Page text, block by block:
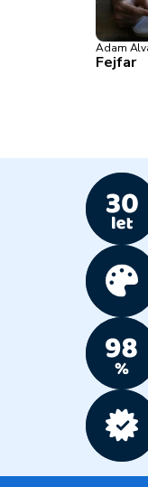
Adam
Fejfar